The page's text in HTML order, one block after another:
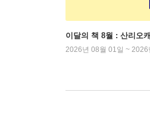
이달의 책 8월 : 산리오
2026년 08월 01일 ~ 2026